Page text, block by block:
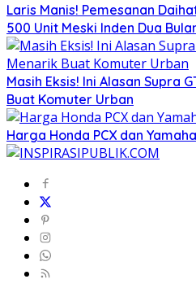
Laris Manis! Pemesanan
500 Unit Meski Inden Dua
Masih Eksis! Ini Alasan Supra
Buat Komuter Urban
Harga Honda PCX dan